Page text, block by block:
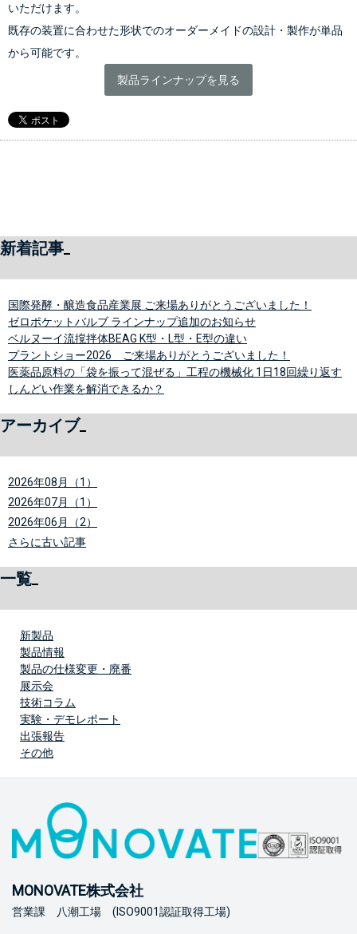
いただけます。
既存の装置に合わせた形状でのオーダーメイドの設計・製作が単品
から可能です。
製品ラインナップを見る
新着記事
国際発酵・醸造食品産業展 ご来場ありがとうございました！
ゼロポケットバルブ ラインナップ追加のお知らせ
ベルヌーイ流撹拌体BEAG K型・L型・E型の違い
プラントショー2026 ご来場ありがとうございました！
医薬品原料の「袋を振って混ぜる」工程の機械化 1日18回繰り返す
しんどい作業を解消できるか？
アーカイブ
2026年08月（1）
2026年07月（1）
2026年06月（2）
さらに古い記事
一覧
新製品
製品情報
製品の仕様変更・廃番
展示会
技術コラム
実験・デモレポート
出張報告
その他
MONOVATE株式会社
営業課 八潮工場 (ISO9001認証取得工場)